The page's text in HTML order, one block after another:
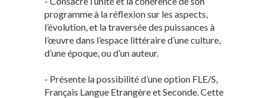
programme à la réflexion sur les aspects,
l’évolution, et la traversée des puissances à
l’œuvre dans l’espace littéraire d’une culture,
d’une époque, ou d’un auteur.
- Présente la possibilité d’une option FLE/S,
Français Langue Etrangère et Seconde. Cette